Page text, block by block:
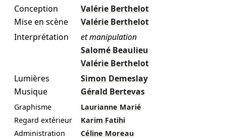
Conception
Valérie Berthelot
Mise en scène
Valérie Berthelot
Interprétation
et manipulation
Salomé Beaulieu
Valérie Berthelot
Lumières
Simon Demeslay
Musique
Gérald Bertevas
Graphisme
Laurianne Marié
Regard extérieur
Karim Fatihi
Administration
Céline Moreau